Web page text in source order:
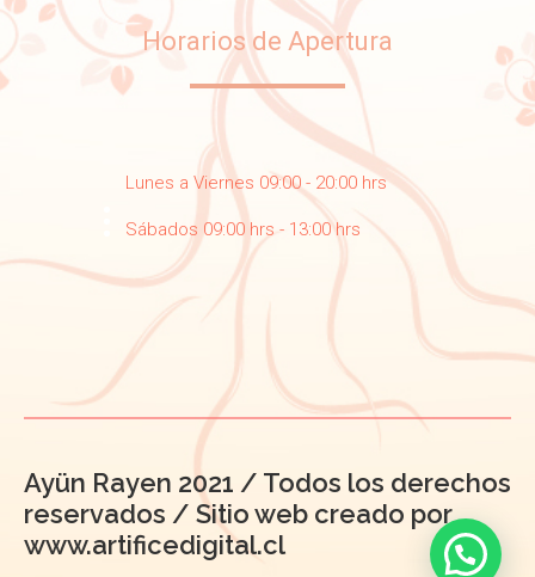
Horarios de Apertura
Lunes a Viernes 09:00 - 20:00 hrs
Sábados 09:00 hrs - 13:00 hrs
Ayün Rayen 2021 / Todos los derechos
reservados / Sitio web creado por
www.artificedigital.cl